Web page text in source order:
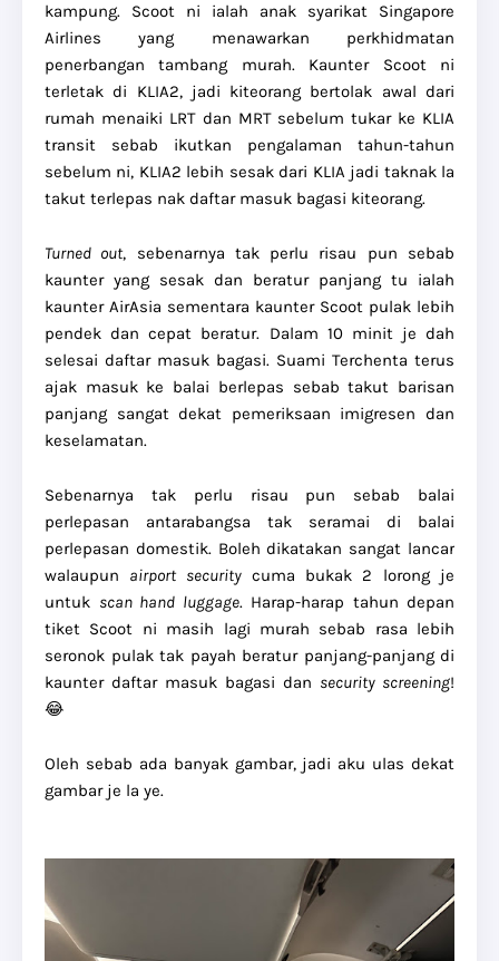
kampung. Scoot ni ialah anak syarikat Singapore
Airlines yang menawarkan perkhidmatan
penerbangan tambang murah. Kaunter Scoot ni
terletak di KLIA2, jadi kiteorang bertolak awal dari
rumah menaiki LRT dan MRT sebelum tukar ke KLIA
transit sebab ikutkan pengalaman tahun-tahun
sebelum ni, KLIA2 lebih sesak dari KLIA jadi taknak la
takut terlepas nak daftar masuk bagasi kiteorang.
Turned out, sebenarnya tak perlu risau pun sebab
kaunter yang sesak dan beratur panjang tu ialah
kaunter AirAsia sementara kaunter Scoot pulak lebih
pendek dan cepat beratur. Dalam 10 minit je dah
selesai daftar masuk bagasi. Suami Terchenta terus
ajak masuk ke balai berlepas sebab takut barisan
panjang sangat dekat pemeriksaan imigresen dan
keselamatan.
Sebenarnya tak perlu risau pun sebab balai
perlepasan antarabangsa tak seramai di balai
perlepasan domestik. Boleh dikatakan sangat lancar
walaupun airport securitycuma bukak 2 lorong je
untuk scan hand luggage. Harap-harap tahun depan
tiket Scoot ni masih lagi murah sebab rasa lebih
seronok pulak tak payah beratur panjang-panjang di
kaunter daftar masuk bagasi dan security screening!
😂
Oleh sebab ada banyak gambar, jadi aku ulas dekat
gambar je la ye.